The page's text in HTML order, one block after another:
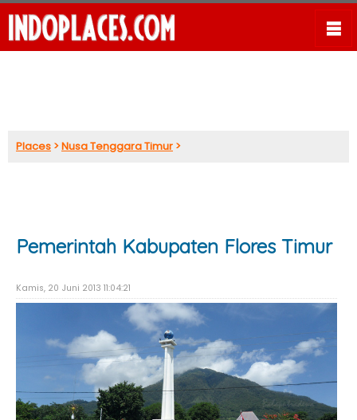
Places >Nusa Tenggara Timur >
Pemerintah Kabupaten Flores Timur
Kamis, 20 Juni 2013 11:04:21